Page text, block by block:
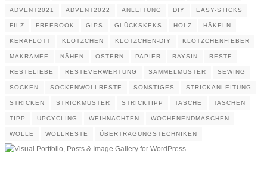
ADVENT2021 ADVENT2022 ANLEITUNG DIY EASY-STICKS
FILZ FREEBOOK GIPS GLÜCKSKEKS HOLZ HÄKELN
KERAFLOTT KLÖTZCHEN KLÖTZCHEN-DIY KLÖTZCHENFIEBER
MAKRAMEE NÄHEN OSTERN PAPIER RAYSIN RESTE
RESTELIEBE RESTEVERWERTUNG SAMMELMUSTER SEWING
SOCKEN SOCKENWOLLRESTE SONSTIGES STRICKANLEITUNG
STRICKEN STRICKMUSTER STRICKTIPP TASCHE TASCHEN
TIPP UPCYCLING WEIHNACHTEN WOCHENENDMASCHEN
WOLLE WOLLRESTE ÜBERTRAGUNGSTECHNIKEN